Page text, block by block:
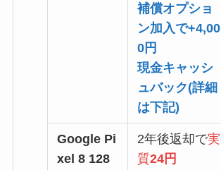
補償オプショ
ン加入で+4,00
0円
現金キャッシ
ュバック(詳細
は下記)
Google Pi
xel 8 128
2年後返却で実
質24円